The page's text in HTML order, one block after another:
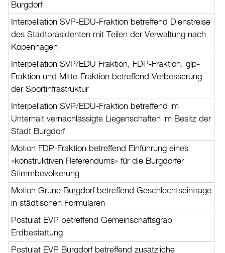
Burgdorf
Interpellation SVP-EDU-Fraktion betreffend Dienstreise
des Stadtpräsidenten mit Teilen der Verwaltung nach
Kopenhagen
Interpellation SVP/EDU Fraktion, FDP-Fraktion, glp-
Fraktion und Mitte-Fraktion betreffend Verbesserung
der Sportinfrastruktur
Interpellation SVP/EDU-Fraktion betreffend im
Unterhalt vernachlässigte Liegenschaften im Besitz der
Stadt Burgdorf
Motion FDP-Fraktion betreffend Einführung eines
«konstruktiven Referendums» für die Burgdorfer
Stimmbevölkerung
Motion Grüne Burgdorf betreffend Geschlechtseinträge
in städtischen Formularen
Postulat EVP betreffend Gemeinschaftsgrab
Erdbestattung
Postulat EVP Burgdorf betreffend zusätzliche